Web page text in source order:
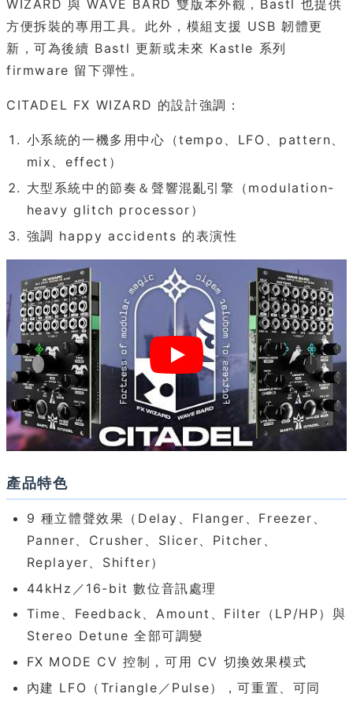
WIZARD 與 WAVE BARD 雙版本外觀，Bastl 也提供
方便拆裝的專用工具。此外，模組支援 USB 韌體更
新，可為後續 Bastl 更新或未來 Kastle 系列
firmware 留下彈性。
CITADEL FX WIZARD 的設計強調：
小系統的一機多用中心（tempo、LFO、pattern、
mix、effect）
大型系統中的節奏＆聲響混亂引擎（modulation-
heavy glitch processor）
強調 happy accidents 的表演性
產品特色
9 種立體聲效果（Delay、Flanger、Freezer、
Panner、Crusher、Slicer、Pitcher、
Replayer、Shifter）
44kHz／16-bit 數位音訊處理
Time、Feedback、Amount、Filter（LP/HP）與
Stereo Detune 全部可調變
FX MODE CV 控制，可用 CV 切換效果模式
內建 LFO（Triangle／Pulse），可重置、可同